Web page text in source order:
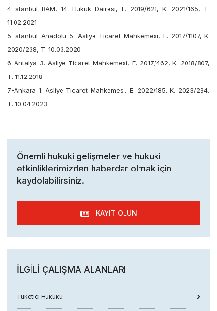
4-İstanbul BAM, 14. Hukuk Dairesi, E. 2019/621, K. 2021/165, T.
11.02.2021
5-İstanbul Anadolu 5. Asliye Ticaret Mahkemesi, E. 2017/1107, K.
2020/238, T. 10.03.2020
6-Antalya 3. Asliye Ticaret Mahkemesi, E. 2017/462, K. 2018/807,
T. 11.12.2018
7-Ankara 1. Asliye Ticaret Mahkemesi, E. 2022/185, K. 2023/234,
T. 10.04.2023
Önemli hukuki gelişmeler ve hukuki
etkinliklerimizden haberdar olmak için
kaydolabilirsiniz.
KAYIT OLUN
İLGILI ÇALIŞMA ALANLARI
Tüketici Hukuku